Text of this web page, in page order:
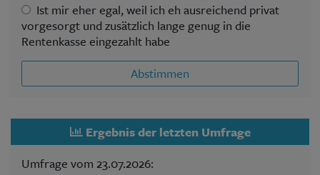
Ist mir eher egal, weil ich eh ausreichend privat
vorgesorgt und zusätzlich lange genug in die
Rentenkasse eingezahlt habe
Abstimmen
Ergebnis der letzten Umfrage
Umfrage vom 23.07.2026: